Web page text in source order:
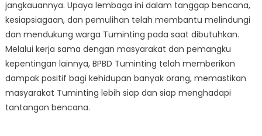
jangkauannya. Upaya lembaga ini dalam tanggap bencana,
kesiapsiagaan, dan pemulihan telah membantu melindungi
dan mendukung warga Tuminting pada saat dibutuhkan.
Melalui kerja sama dengan masyarakat dan pemangku
kepentingan lainnya, BPBD Tuminting telah memberikan
dampak positif bagi kehidupan banyak orang, memastikan
masyarakat Tuminting lebih siap dan siap menghadapi
tantangan bencana.